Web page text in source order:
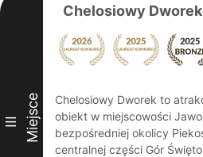
III Miejsce
Chelosiowy Dworek
Chelosiowy Dworek to
obiekt w miejscowości
bezpośredniej okolicy
centralnej części Gór